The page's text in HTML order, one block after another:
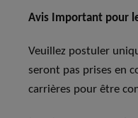
Avis Important pour
Veuillez postuler
seront pas prises en
carrières pour être